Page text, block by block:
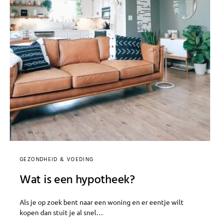
GEZONDHEID & VOEDING
Wat is een hypotheek?
Als je op zoek bent naar een woning en er eentje wilt
kopen dan stuit je al snel…